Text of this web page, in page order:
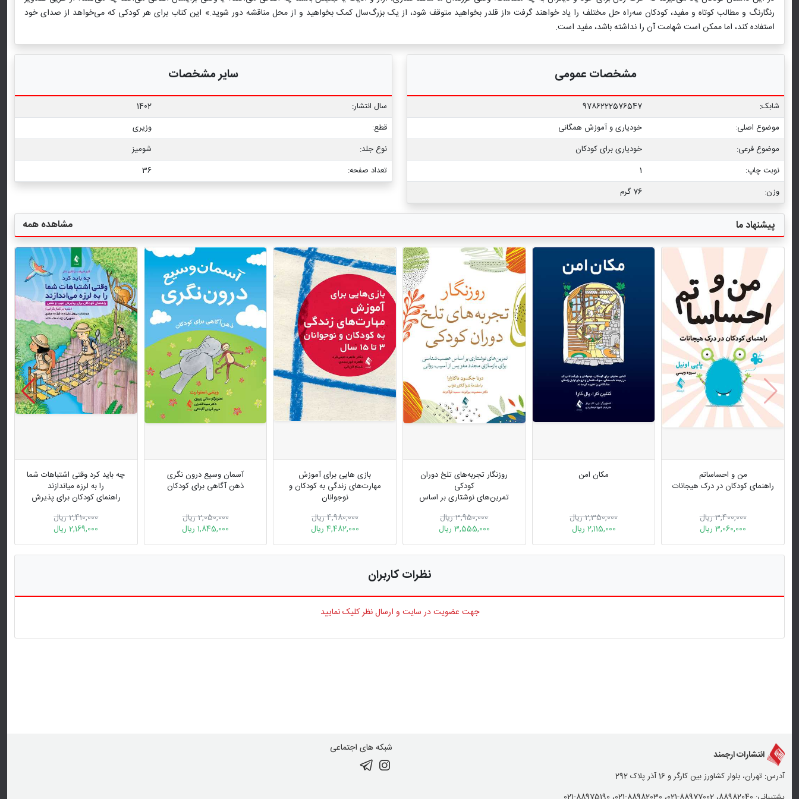
رنگارنگ و مطالب کوتاه و مفید، کودکان سه‌راه حل مختلف را یاد خواهند گرفت «از قلدر بخواهید متوقف شود، از یک بزرگ‌سال کمک بخواهید و از محل مناقشه دور شوید.» این کتاب برای هر کودکی که می‌خواهد از صدای خود
استفاده کند، اما ممکن است شهامت آن را نداشته باشد، مفید است.
مشخصات عمومی
شابک:
9786222576547
موضوع اصلی:
خودیاری و آموزش همگانی
موضوع فرعی:
خودیاری برای کودکان
نوبت چاپ:
1
وزن:
76 گرم
سایر مشخصات
سال انتشار:
1402
قطع:
وزیری
نوع جلد:
شومیز
تعداد صفحه:
36
پیشنهاد ما مشاهده همه
من و احساساتم
راهنمای کودکان در درک هیجانات
3,400,000 ریال
3,060,000 ریال
مکان امن
2,350,000 ریال
2,115,000 ریال
روزنگار تجربه‌های تلخ دوران
کودکی
تمرین‌های نوشتاری بر اساس
مجدد...
3,950,000 ریال
3,555,000 ریال
بازی هایی برای آموزش
مهارت‌های زندگی به کودکان و
نوجوانان
4,980,000 ریال
4,482,000 ریال
آسمان وسیع درون نگری
ذهن آگاهی برای کودکان
2,050,000 ریال
1,845,000 ریال
چه باید کرد وقتی اشتباهات شما
را به لرزه میاندازند
راهنمای کودکان برای پذیرش
2,410,000 ریال
2,169,000 ریال
نظرات کاربران
جهت عضویت در سایت و ارسال نظر کلیک نمایید
انتشارات ارجمند
آدرس: تهران، بلوار کشاورز بین کارگر و 16 آذر پلاک 292
شبکه های اجتماعی